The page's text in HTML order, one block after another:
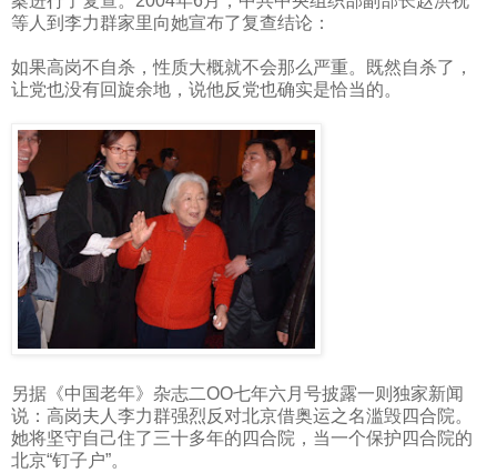
等人到李力群家里向她宣布了复查结论：
如果高岗不自杀，性质大概就不会那么严重。既然自杀了，
让党也没有回旋余地，说他反党也确实是恰当的。
另据《中国老年》杂志二OO七年六月号披露一则独家新闻
说：高岗夫人李力群强烈反对北京借奥运之名滥毁四合院。
她将坚守自己住了三十多年的四合院，当一个保护四合院的
北京“钉子户”。